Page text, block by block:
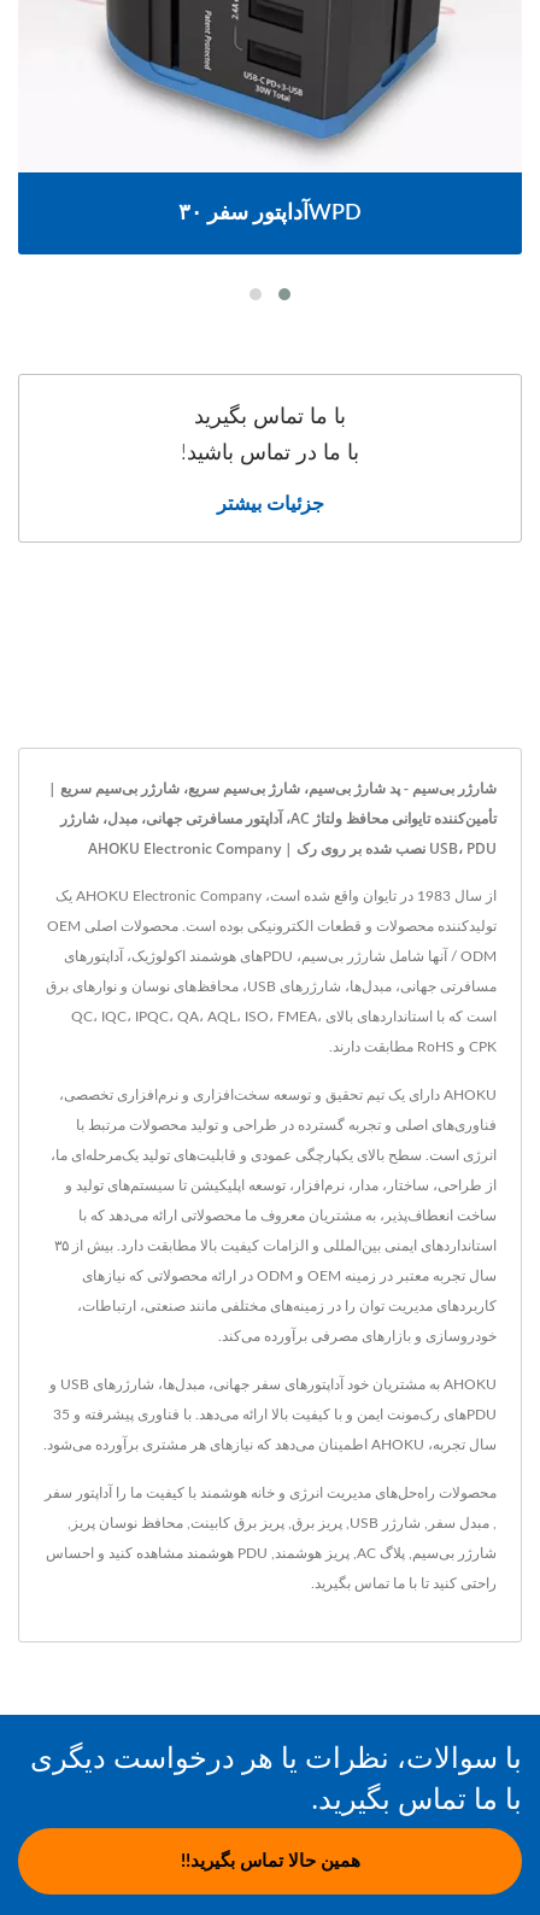
آداپتور سفر ۳۰WPD
با ما تماس بگیرید
با ما در تماس باشید!
جزئیات بیشتر
شارژر بی‌سیم - پد شارژ بی‌سیم، شارژ بی‌سیم سریع، شارژر بی‌سیم سریع |
تأمین‌کننده تایوانی محافظ ولتاژ AC، آداپتور مسافرتی جهانی، مبدل، شارژر
USB، PDU نصب شده بر روی رک | AHOKU Electronic Company
از سال 1983 در تایوان واقع شده است، AHOKU Electronic Company یک
تولیدکننده محصولات و قطعات الکترونیکی بوده است. محصولات اصلی OEM
/ ODM آنها شامل شارژر بی‌سیم، PDUهای هوشمند اکولوژیک، آداپتورهای
مسافرتی جهانی، مبدل‌ها، شارژرهای USB، محافظ‌های نوسان و نوارهای برق
است که با استانداردهای بالای QC، IQC، IPQC، QA، AQL، ISO، FMEA،
CPK و RoHS مطابقت دارند.
AHOKU دارای یک تیم تحقیق و توسعه سخت‌افزاری و نرم‌افزاری تخصصی،
فناوری‌های اصلی و تجربه گسترده در طراحی و تولید محصولات مرتبط با
انرژی است. سطح بالای یکپارچگی عمودی و قابلیت‌های تولید یک‌مرحله‌ای ما،
از طراحی، ساختار، مدار، نرم‌افزار، توسعه اپلیکیشن تا سیستم‌های تولید و
ساخت انعطاف‌پذیر، به مشتریان معروف ما محصولاتی ارائه می‌دهد که با
استانداردهای ایمنی بین‌المللی و الزامات کیفیت بالا مطابقت دارد. بیش از ۳۵
سال تجربه معتبر در زمینه OEM و ODM در ارائه محصولاتی که نیازهای
کاربردهای مدیریت توان را در زمینه‌های مختلفی مانند صنعتی، ارتباطات،
خودروسازی و بازارهای مصرفی برآورده می‌کند.
AHOKU به مشتریان خود آداپتورهای سفر جهانی، مبدل‌ها، شارژرهای USB و
PDUهای رک‌مونت ایمن و با کیفیت بالا ارائه می‌دهد. با فناوری پیشرفته و 35
سال تجربه، AHOKU اطمینان می‌دهد که نیازهای هر مشتری برآورده می‌شود.
محصولات راه‌حل‌های مدیریت انرژی و خانه هوشمند با کیفیت ما را آداپتور سفر
, مبدل سفر , شارژر USB , پریز برق, پریز برق کابینت, محافظ نوسان پریز ,
شارژر بی‌سیم, پلاگ AC , پریز هوشمند, PDU هوشمند مشاهده کنید و احساس
راحتی کنید تا با ما تماس بگیرید.
با سوالات، نظرات یا هر درخواست دیگری
با ما تماس بگیرید.
همین حالا تماس بگیرید!!